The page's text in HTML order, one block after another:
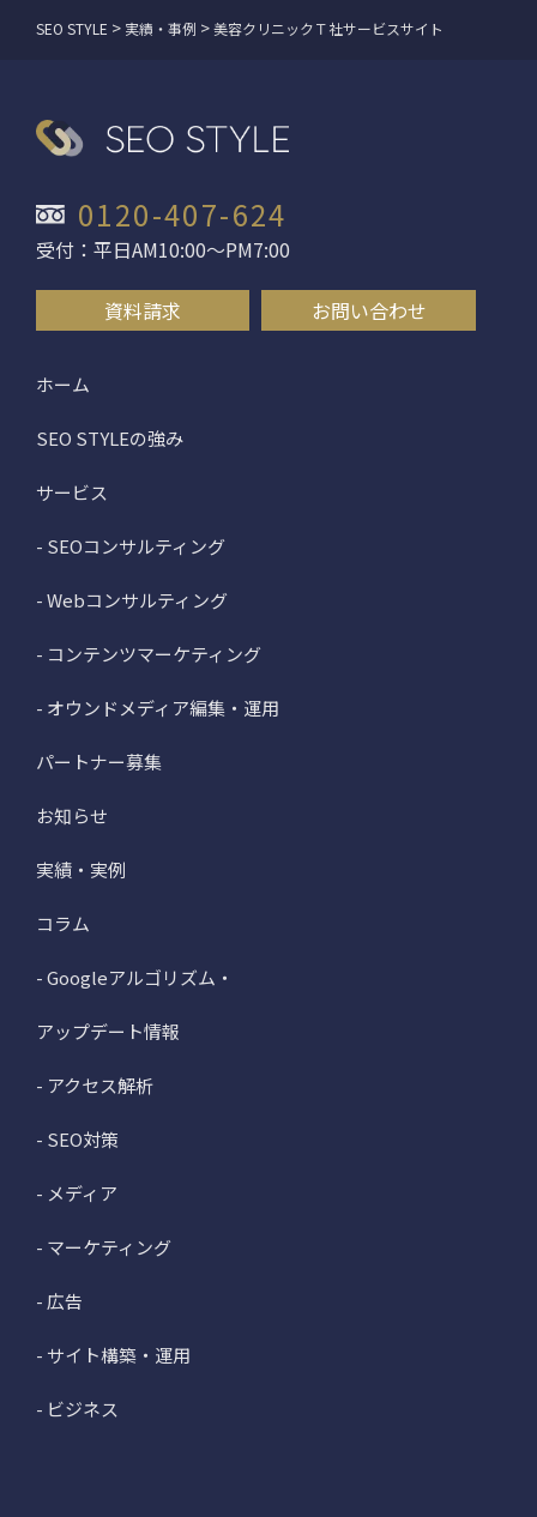
SEO STYLE > 実績・事例 >美容クリニックＴ社サービスサイト
0120-407-624
受付：平日AM10:00〜PM7:00
資料請求 お問い合わせ
ホーム
SEO STYLEの強み
サービス
- SEOコンサルティング
- Webコンサルティング
- コンテンツマーケティング
- オウンドメディア編集・運用
パートナー募集
お知らせ
実績・実例
コラム
- Googleアルゴリズム・
アップデート情報
- アクセス解析
- SEO対策
- メディア
- マーケティング
- 広告
- サイト構築・運用
- ビジネス